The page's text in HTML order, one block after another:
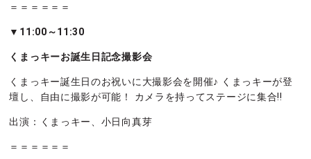
＝＝＝＝＝＝
▼11:00～11:30
くまっキーお誕生日記念撮影会
くまっキー誕生日のお祝いに大撮影会を開催♪ くまっキーが登
壇し、自由に撮影が可能！ カメラを持ってステージに集合!!
出演：くまっキー、小日向真芽
＝＝＝＝＝＝